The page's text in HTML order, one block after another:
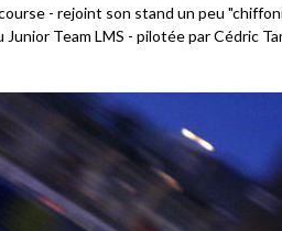
- rejoint son stand un peu
Team LMS - pilotée par Cédric